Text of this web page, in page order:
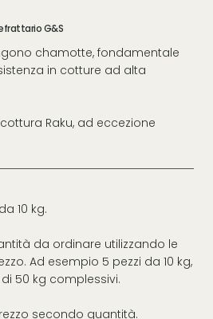
G&S
chamotte, fondamentale
in cotture ad alta
Raku, ad eccezione
10 kg.
da ordinare utilizzando le
Ad esempio 5 pezzi da 10 kg,
50 kg complessivi.
secondo quantità.